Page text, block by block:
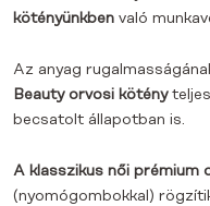
kötényünkben való
Az anyag
Beauty orvosi kötény
becsatolt állapotban is.
A klasszikus női prémium
(nyomógombokkal)